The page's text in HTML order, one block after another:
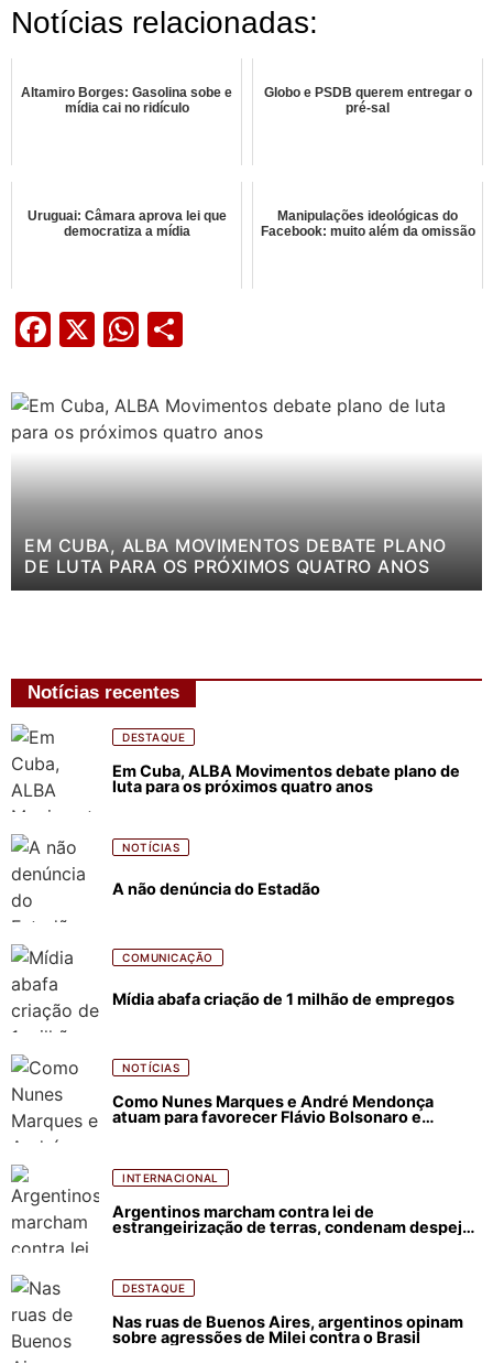
Notícias relacionadas:
Altamiro Borges: Gasolina sobe e
mídia cai no ridículo
Globo e PSDB querem entregar o
pré-sal
Uruguai: Câmara aprova lei que
democratiza a mídia
Manipulações ideológicas do
Facebook: muito além da omissão
Facebook
X WhatsApp
EM CUBA, ALBA MOVIMENTOS DEBATE PLANO
DE LUTA PARA OS PRÓXIMOS QUATRO ANOS
Notícias recentes
DESTAQUE
Em Cuba, ALBA Movimentos debate plano de
luta para os próximos quatro anos
NOTÍCIAS
A não denúncia do Estadão
COMUNICAÇÃO
Mídia abafa criação de 1 milhão de empregos
NOTÍCIAS
Como Nunes Marques e André Mendonça
atuam para favorecer Flávio Bolsonaro e
INTERNACIONAL
Argentinos marcham contra lei de
estrangeirização de terras, condenam despejos
DESTAQUE
Nas ruas de Buenos Aires, argentinos opinam
sobre agressões de Milei contra o Brasil